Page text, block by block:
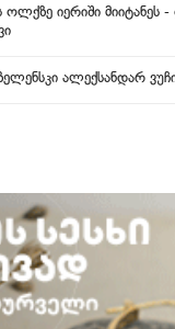
ოლქზე იერიში მიიტანეს
ალექსანდარ